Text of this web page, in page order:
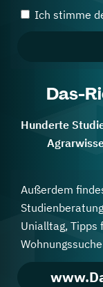
Ich stimme
Das-
Hunderte
Außerdem
Unialltag, Tipps